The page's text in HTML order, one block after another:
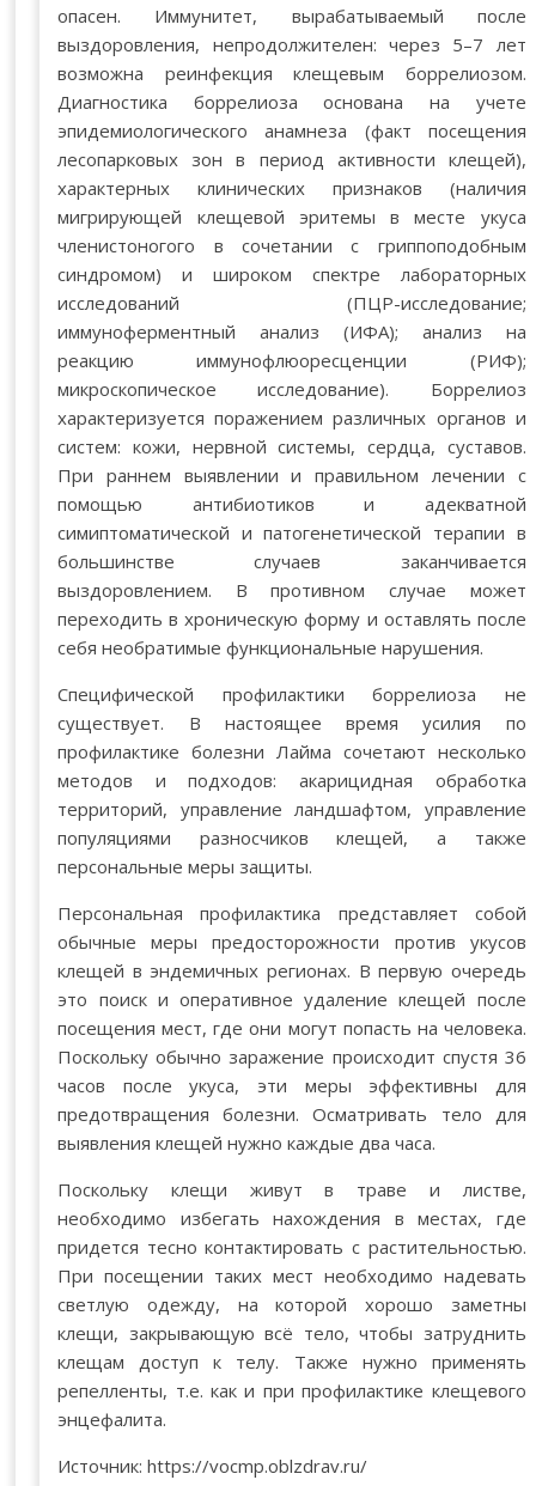
опасен. Иммунитет, вырабатываемый после
выздоровления, непродолжителен: через 5–7 лет
возможна реинфекция клещевым боррелиозом.
Диагностика боррелиоза основана на учете
эпидемиологического анамнеза (факт посещения
лесопарковых зон в период активности клещей),
характерных клинических признаков (наличия
мигрирующей клещевой эритемы в месте укуса
членистоногого в сочетании с гриппоподобным
синдромом) и широком спектре лабораторных
исследований (ПЦР-исследование;
иммуноферментный анализ (ИФА); анализ на
реакцию иммунофлюоресценции (РИФ);
микроскопическое исследование). Боррелиоз
характеризуется поражением различных органов и
систем: кожи, нервной системы, сердца, суставов.
При раннем выявлении и правильном лечении с
помощью антибиотиков и адекватной
симиптоматической и патогенетической терапии в
большинстве случаев заканчивается
выздоровлением. В противном случае может
переходить в хроническую форму и оставлять после
себя необратимые функциональные нарушения.
Специфической профилактики боррелиоза не
существует. В настоящее время усилия по
профилактике болезни Лайма сочетают несколько
методов и подходов: акарицидная обработка
территорий, управление ландшафтом, управление
популяциями разносчиков клещей, а также
персональные меры защиты.
Персональная профилактика представляет собой
обычные меры предосторожности против укусов
клещей в эндемичных регионах. В первую очередь
это поиск и оперативное удаление клещей после
посещения мест, где они могут попасть на человека.
Поскольку обычно заражение происходит спустя 36
часов после укуса, эти меры эффективны для
предотвращения болезни. Осматривать тело для
выявления клещей нужно каждые два часа.
Поскольку клещи живут в траве и листве,
необходимо избегать нахождения в местах, где
придется тесно контактировать с растительностью.
При посещении таких мест необходимо надевать
светлую одежду, на которой хорошо заметны
клещи, закрывающую всё тело, чтобы затруднить
клещам доступ к телу. Также нужно применять
репелленты, т.е. как и при профилактике клещевого
энцефалита.
Источник: https://vocmp.oblzdrav.ru/